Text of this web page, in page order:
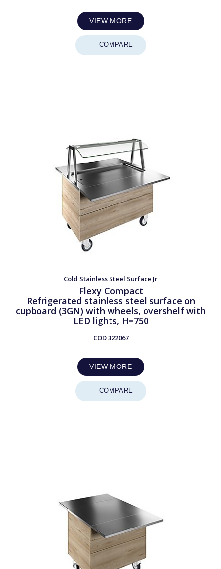
VIEW MORE
COMPARE
Cold Stainless Steel Surface Jr
Flexy Compact
Refrigerated stainless steel surface on
cupboard (3GN) with wheels, overshelf with
LED lights, H=750
COD322067
VIEW MORE
COMPARE